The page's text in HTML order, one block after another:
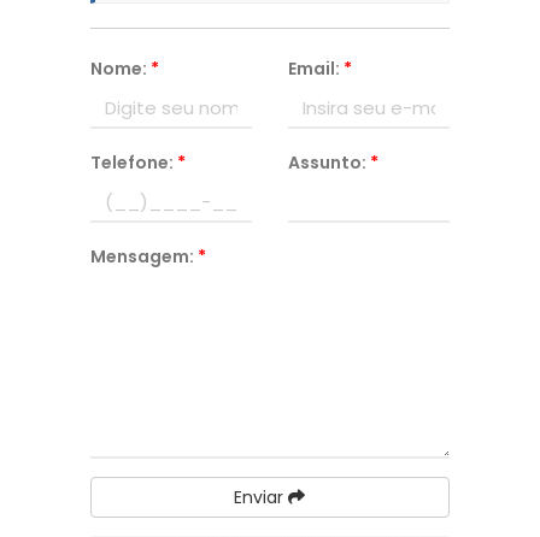
Nome: * Email: *
Telefone: * Assunto: *
Mensagem: *
Enviar